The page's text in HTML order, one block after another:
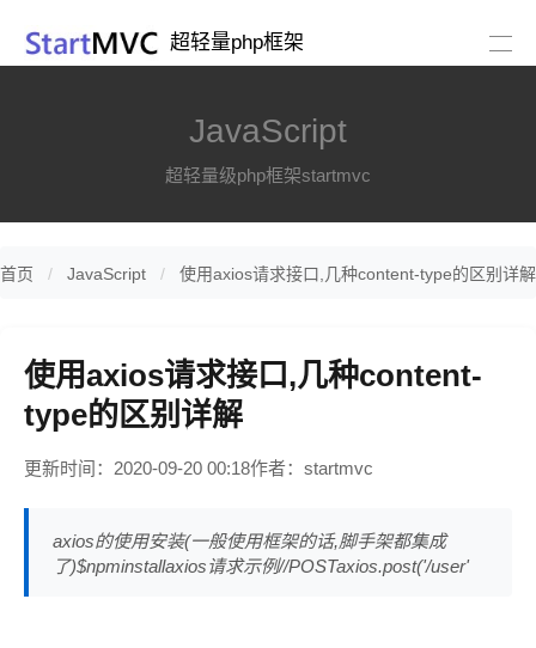
超轻量php框架
JavaScript
超轻量级php框架startmvc
首页 JavaScript 使用axios请求接口,几种content-type的区别详解
使用axios请求接口,几种content-
type的区别详解
更新时间：2020-09-20 00:18作者：startmvc
axios的使用安装(一般使用框架的话,脚手架都集成
了)$npminstallaxios请求示例//POSTaxios.post('/user'